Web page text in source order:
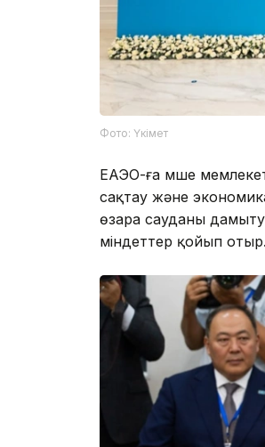
Фото: Үкімет
ЕАЭО-ға мүше
сақтау және
өзара сауданы
міндеттер қойып отыр.